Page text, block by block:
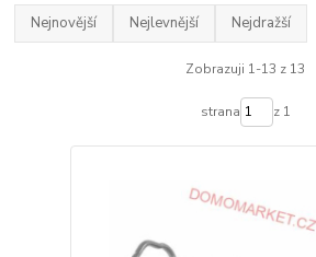
Nejnovější Nejlevnější Nejdražší
Zobrazuji 1-13 z 13
strana z 1